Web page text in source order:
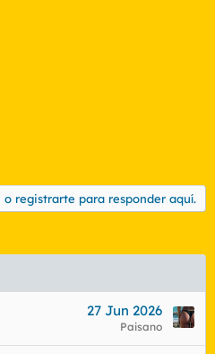
o registrarte para responder aquí.
27 Jun 2026
Paisano